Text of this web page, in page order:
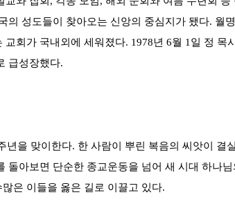
의 성도들이 찾아오는 신앙의 중심지가 됐다.
회가 국내외에 세워졌다. 1978년 6월 1일 정
급성장했다.
년을 맞이한다. 한 사람이 뿌린 복음의 씨앗이
돌아보면 단순한 종교운동을 넘어 새 시대 하나
은 이들을 옳은 길로 이끌고 있다.